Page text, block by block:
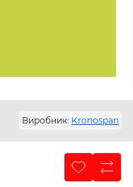
Виробник: Kronospan